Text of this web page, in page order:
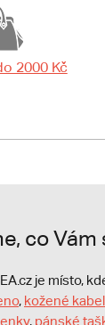
2000 Kč
co Vám
je místo,
, kožené
, pánské